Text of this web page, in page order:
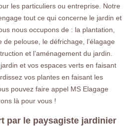
les particuliers ou entreprise. Notre
tout ce qui concerne le jardin et
nous occupons de : la plantation,
de pelouse, le défrichage, l’élagage
et l’aménagement du jardin.
et vos espaces verts en faisant
vos plantes en faisant les
pouvez faire appel MS Elagage
là pour vous !
par le paysagiste jardinier